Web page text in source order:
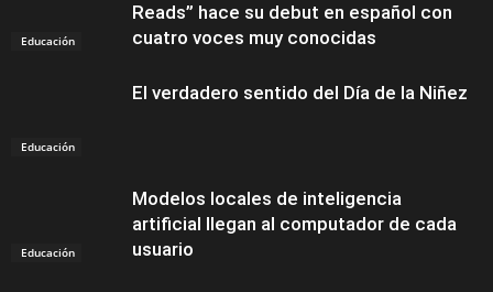
Educación
Reads” hace su debut en español con
cuatro voces muy conocidas
Educación
El verdadero sentido del Día de la Niñez
Educación
Modelos locales de inteligencia
artificial llegan al computador de cada
usuario